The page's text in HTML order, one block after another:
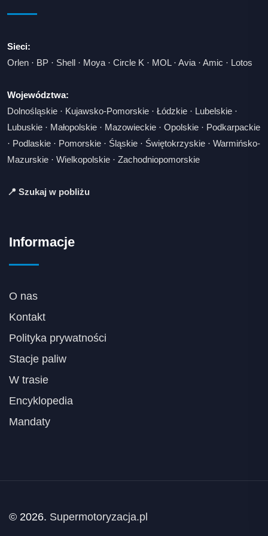
Sieci:
Orlen · BP · Shell · Moya · Circle K · MOL· Avia · Amic · Lotos
Województwa:
Dolnośląskie · Kujawsko-Pomorskie · Łódzkie · Lubelskie ·
Lubuskie · Małopolskie · Mazowieckie · Opolskie · Podkarpackie
· Podlaskie · Pomorskie · Śląskie · Świętokrzyskie · Warmińsko-
Mazurskie · Wielkopolskie · Zachodniopomorskie
📍 Szukaj w pobliżu
Informacje
O nas
Kontakt
Polityka prywatności
Stacje paliw
W trasie
Encyklopedia
Mandaty
© 2026. Supermotoryzacja.pl